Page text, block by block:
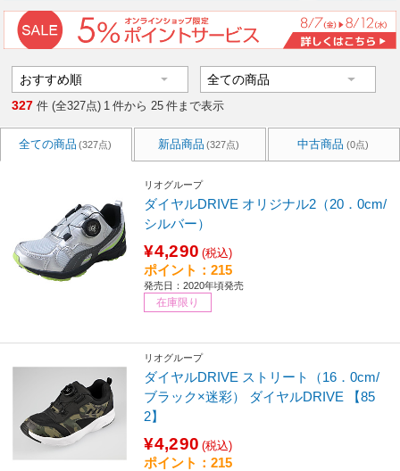
327 件 (全327点) 1 件から 25 件まで表示
全ての商品 (327点) 新品商品 (327点) 中古商品 (0点)
リオグループ
ダイヤルDRIVE オリジナル2（20．0cm/
シルバー）
¥4,290 (税込)
ポイント：215
発売日：2020年頃発売
在庫限り
リオグループ
ダイヤルDRIVE ストリート（16．0cm/
ブラック×迷彩） ダイヤルDRIVE 【85
2】
¥4,290 (税込)
ポイント：215